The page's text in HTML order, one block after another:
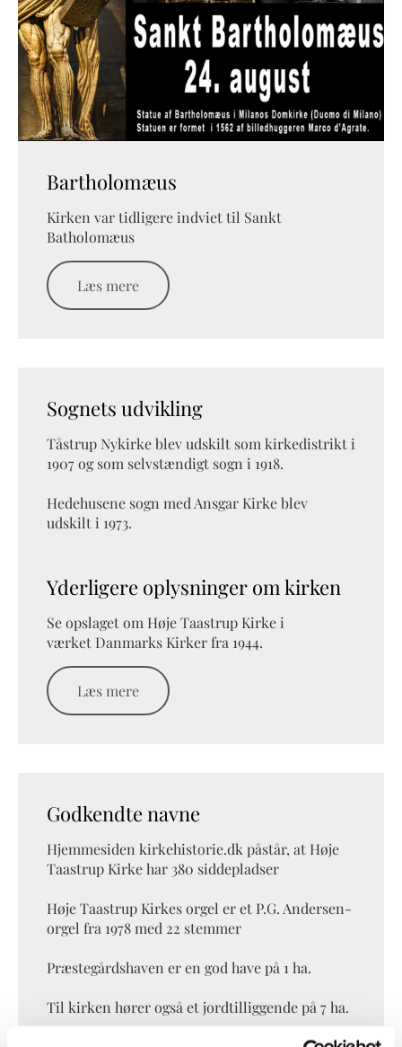
Bartholomæus
Kirken var tidligere indviet til Sankt
Batholomæus
Læs mere
Sognets udvikling
Tåstrup Nykirke blev udskilt som kirkedistrikt i
1907 og som selvstændigt sogn i 1918.
Hedehusene sogn med Ansgar Kirke blev
udskilt i 1973.
Yderligere oplysninger om kirken
Se opslaget om Høje Taastrup Kirke i
værket Danmarks Kirker fra 1944.
Læs mere
Godkendte navne
Hjemmesiden kirkehistorie.dk påstår, at Høje
Taastrup Kirke har 380 siddepladser
Høje Taastrup Kirkes orgel er et P.G. Andersen-
orgel fra 1978 med 22 stemmer
Præstegårdshaven er en god have på 1 ha.
Til kirken hører også et jordtilliggende på 7 ha.